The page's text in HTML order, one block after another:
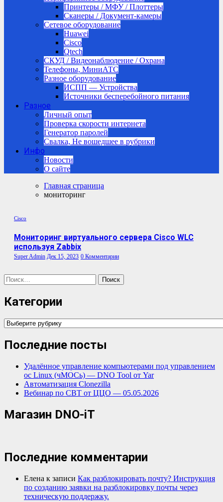
Принтеры / МФУ / Плоттеры
Сканеры / Документ-камеры
Сетевое оборудование
Huawei
Cisco
Qtech
СКУД / Видеонаблюдение / Охрана
Телефоны, МиниАТС
Разное оборудование
ИСПП — Устройства
Источники бесперебойного питания
Разное
Личный опыт
Проверка скорости интернета
Генератор паролей
Свалка, Не вошедшее в рубрики
Инфо
Новости
О сайте
Главная страница
мониторинг
Cisco
Мониторинг виртуального сервера Cisco WLC
используя Zabbix
Super Admin Дек 15, 2023 0 Комментарии
Найти:
Категории
Категории
Последние посты
Удалённое управление компьютерами под управлением
ос Linux (чМОСь) — DNO Tool от Yar
Автоматизация Clonezilla
Вебинар по СВТ от ЦЦО — 05.05.2026
Магазин DNO-iT
Последние комментарии
Елена к записи Как разблокировать почту? Инструкция
по созданию заявки на разблокировку почты через
техническую поддержку.